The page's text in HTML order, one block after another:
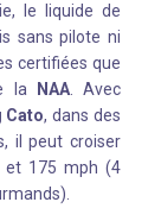
le liquide de
sans pilote ni
certifiées que
la
NAA. Avec
Cato, dans des
il peut croiser
et 175 mph (4